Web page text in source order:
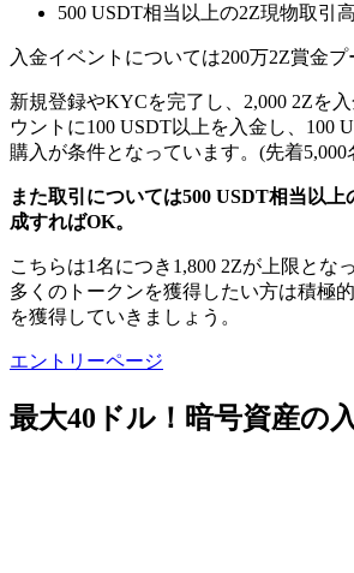
500 USDT相当以上の2Z現物取引
入金イベントについては200万2Z賞金プ
新規登録やKYCを完了し、2,000 2Zを
ウントに100 USDT以上を入金し、100
購入が条件となっています。(先着5,000
また取引については500 USDT相当以
成すればOK。
こちらは1名につき1,800 2Zが上限とな
多くのトークンを獲得したい方は積極
を獲得していきましょう。
エントリーページ
最大40ドル！暗号資産の